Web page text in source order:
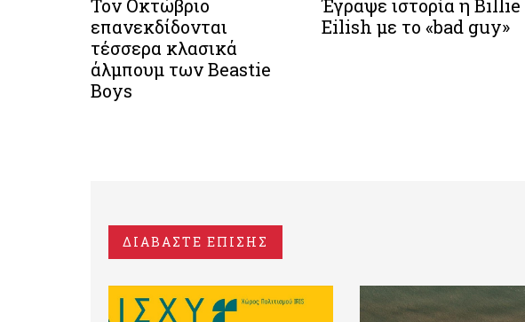
Τον Οκτώβριο
επανεκδίδονται
τέσσερα κλασικά
άλμπουμ των Beastie
Boys
Έγραψε ιστορία η Billie
Eilish με το «bad guy»
ΔΙΑΒΑΣΤΕ ΕΠΙΣΗΣ